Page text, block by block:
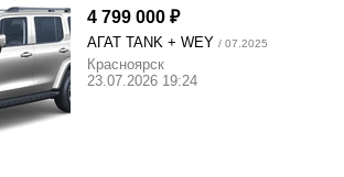
4 799 000
АГАТ TANK + WEY / 07.2025
Красноярск
23.07.2026 19:24